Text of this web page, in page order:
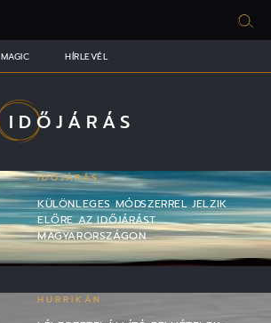
MAGIC HÍRLEVÉL
IDŐJÁRÁS
IDŐJÁRÁS
KÜLÖNLEGES MÓDSZERREL JELZIK
ELŐRE AZ IDŐJÁRÁST
MAGYARORSZÁGON
HURRIKÁN